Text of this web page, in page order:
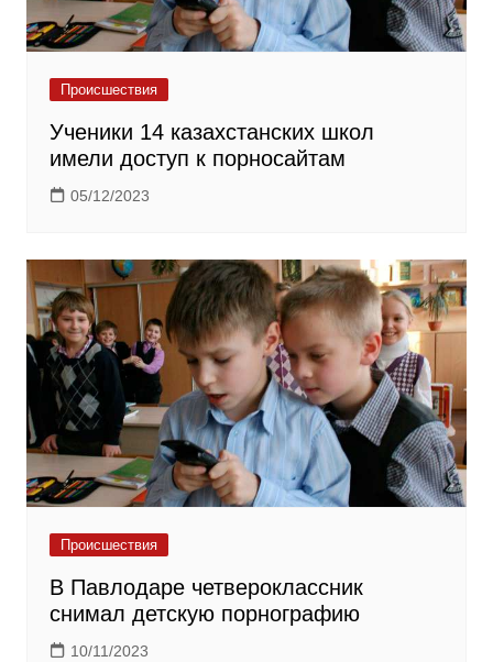
Происшествия
Ученики 14 казахстанских школ
имели доступ к порносайтам
05/12/2023
Происшествия
В Павлодаре четвероклассник
снимал детскую порнографию
10/11/2023